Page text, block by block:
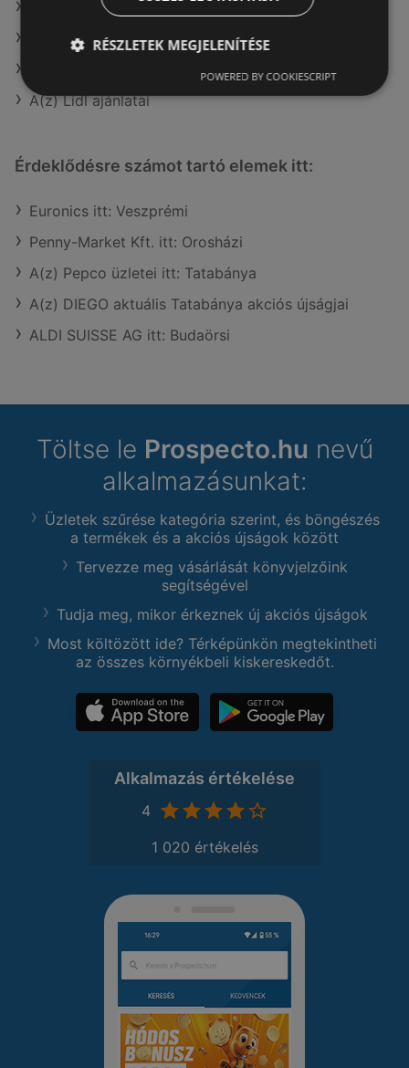
A(z) Privát ajánlatai
A(z) Family Frost ajánlatai
A(z) Lidl ajánlatai
Érdeklődésre számot tartó elemek itt:
Euronics itt: Veszprémi
Penny-Market Kft. itt: Orosházi
A(z) Pepco üzletei itt: Tatabánya
A(z) DIEGO aktuális Tatabánya akciós újságjai
ALDI SUISSE AG itt: Budaörsi
Töltse le Prospecto.hu nevű
alkalmazásunkat:
Üzletek szűrése kategória szerint, és böngészés
a termékek és a akciós újságok között
Tervezze meg vásárlását könyvjelzőink
segítségével
Tudja meg, mikor érkeznek új akciós újságok
Most költözött ide? Térképünkön megtekintheti
az összes környékbeli kiskereskedőt.
Alkalmazás értékelése
4
1 020 értékelés
RÉSZLETEK MEGJELENÍTÉSE
POWERED BY COOKIESCRIPT